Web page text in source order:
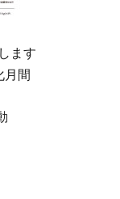
ます
月間